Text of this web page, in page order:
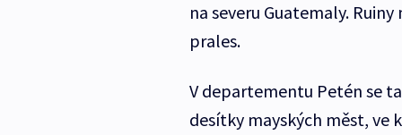
na severu Guatemaly.
prales.
V departementu Petén se
desítky mayských měst,